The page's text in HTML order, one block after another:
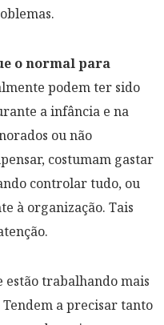
o normal para
podem ter sido
a infância e na
ou não
costumam gastar
controlar tudo, ou
à organização. Tais
estão trabalhando mais
Tendem a precisar tanto